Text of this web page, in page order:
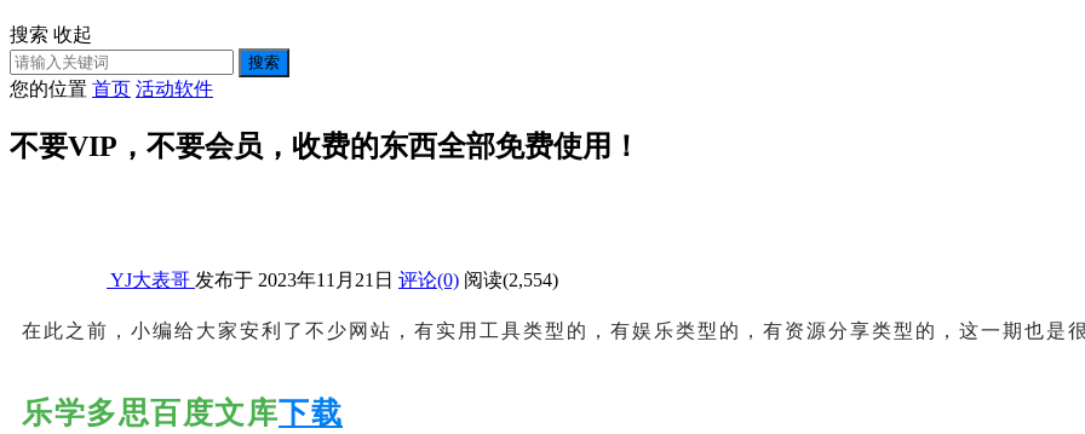
搜索 收起
搜索
您的位置 首页 活动软件
不要VIP，不要会员，收费的东西全部免费使用！
YJ大表哥 发布于 2023年11月21日 评论(0) 阅读(2,554)
在此之前，小编给大家安利了不少网站，有实用工具类型的，有娱乐类型的，有资源分享类型的，这一期也是
乐学多思百度文库下载